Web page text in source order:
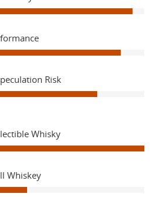
Risk
Whisky
Whiskey